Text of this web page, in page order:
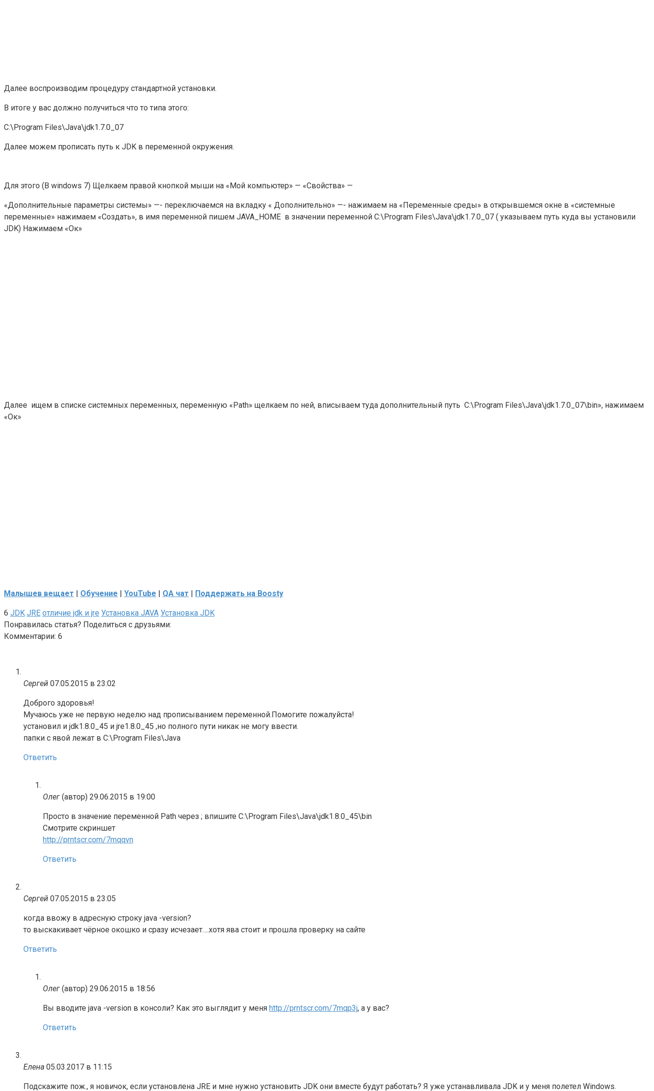
Далее воспроизводим процедуру стандартной установки.
В итоге у вас должно получиться что то типа этого:
C:\Program Files\Java\jdk1.7.0_07
Далее можем прописать путь к JDK в переменной окружения.
Для этого (В windows 7) Щелкаем правой кнопкой мыши на «Мой компьютер» — «Свойства» —
«Дополнительные параметры системы» —- переключаемся на вкладку « Дополнительно» —- нажимаем на «Переменные среды» в открывшемся окне в «системные
переменные» нажимаем «Создать», в имя переменной пишем JAVA_HOME в значении переменной C:\Program Files\Java\jdk1.7.0_07 ( указываем путь куда вы установили
JDK) Нажимаем «Ок»
Далее ищем в списке системных переменных, переменную «Path» щелкаем по ней, вписываем туда дополнительный путь C:\Program Files\Java\jdk1.7.0_07\bin», нажимаем
«Ок»
Малышев вещает | Обучение | YouTube | QA чат | Поддержать на Boosty
6 JDK JRE отличие jdk и jre Установка JAVA Установка JDK
Понравилась статья? Поделиться с друзьями:
Комментарии: 6
Сергей 07.05.2015 в 23:02
Доброго здоровья!
Мучаюсь уже не первую неделю над прописыванием переменной.Помогите пожалуйста!
установил и jdk1.8.0_45 и jre1.8.0_45 ,но полного пути никак не могу ввести.
папки с явой лежат в C:\Program Files\Java
Ответить
Олег (автор) 29.06.2015 в 19:00
Просто в значение переменной Path через ; впишите C:\Program Files\Java\jdk1.8.0_45\bin
Смотрите скриншет
http://prntscr.com/7mqqvn
Ответить
Сергей 07.05.2015 в 23:05
когда ввожу в адресную строку java -version?
то выскакивает чёрное окошко и сразу исчезает….хотя ява стоит и прошла проверку на сайте
Ответить
Олег (автор) 29.06.2015 в 18:56
Вы вводите java -version в консоли? Как это выглядит у меня http://prntscr.com/7mqp3j, а у вас?
Ответить
Елена 05.03.2017 в 11:15
Подскажите пож., я новичок, если установлена JRE и мне нужно установить JDK они вместе будут работать? Я уже устанавливала JDK и у меня полетел Windows.